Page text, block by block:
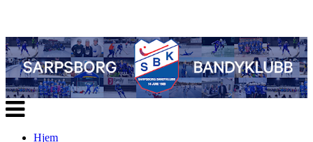
Veksle
navigasjon
Hjem